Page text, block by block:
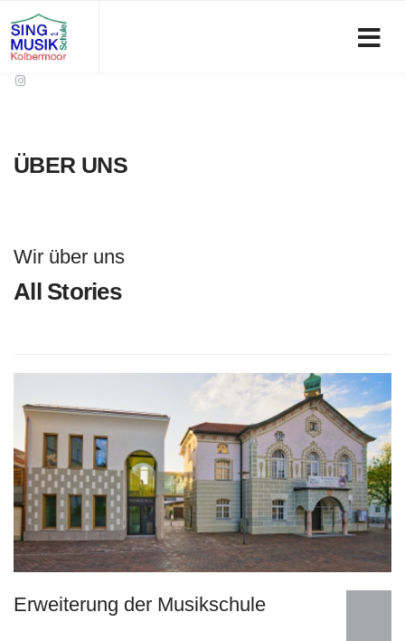
ÜBER UNS
Wir über uns
All Stories
Erweiterung der Musikschule